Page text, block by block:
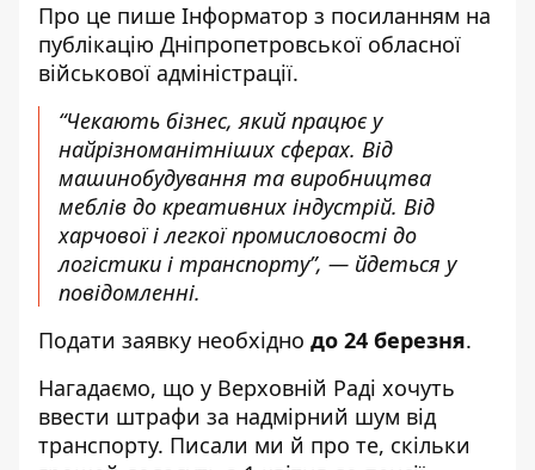
Про це пише Інформатор з посиланням на
публікацію Дніпропетровської обласної
військової адміністрації.
“Чекають бізнес, який працює у
найрізноманітніших сферах. Від
машинобудування та виробництва
меблів до креативних індустрій. Від
харчової і легкої промисловості до
логістики і транспорту”, — йдеться у
повідомленні.
Подати заявку необхідно до 24 березня.
Нагадаємо, що у Верховній Раді хочуть
ввести штрафи за надмірний шум від
транспорту. Писали ми й про те, скільки